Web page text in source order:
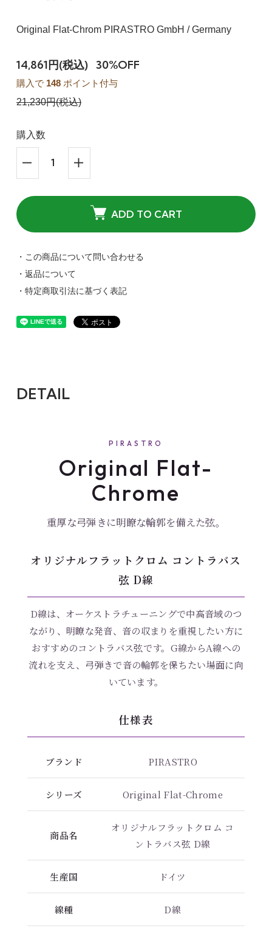
Original Flat-Chrom PIRASTRO GmbH / Germany
14,861円(税込) 30%OFF
購入で 148ポイント付与
21,230円(税込)
購入数
ADD TO CART
・この商品について問い合わせる
・返品について
・特定商取引法に基づく表記
DETAIL
PIRASTRO
Original Flat-
Chrome
重厚な弓弾きに明瞭な輪郭を備えた弦。
オリジナルフラットクロム コントラバス
弦 D線
D線は、オーケストラチューニングで中高音域のつ
ながり、明瞭な発音、音の収まりを重視したい方に
おすすめのコントラバス弦です。G線からA線への
流れを支え、弓弾きで音の輪郭を保ちたい場面に向
いています。
仕様表
ブランド PIRASTRO
シリーズ Original Flat-Chrome
商品名
オリジナルフラットクロム コ
ントラバス弦 D線
生産国 ドイツ
線種 D線